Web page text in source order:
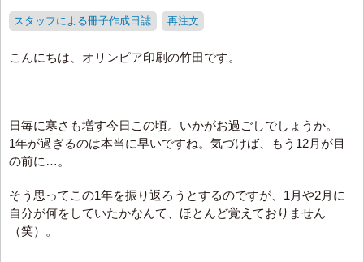
スタッフによる冊子作成日誌 再注文
こんにちは、オリンピア印刷の竹田です。
日毎に寒さも増す今日この頃。いかがお過ごしでしょうか。
1年が過ぎるのは本当に早いですね。気づけば、もう12月が目
の前に…。
そう思ってこの1年を振り返ろうとするのですが、1月や2月に
自分が何をしていたかなんて、ほとんど覚えておりません
（笑）。